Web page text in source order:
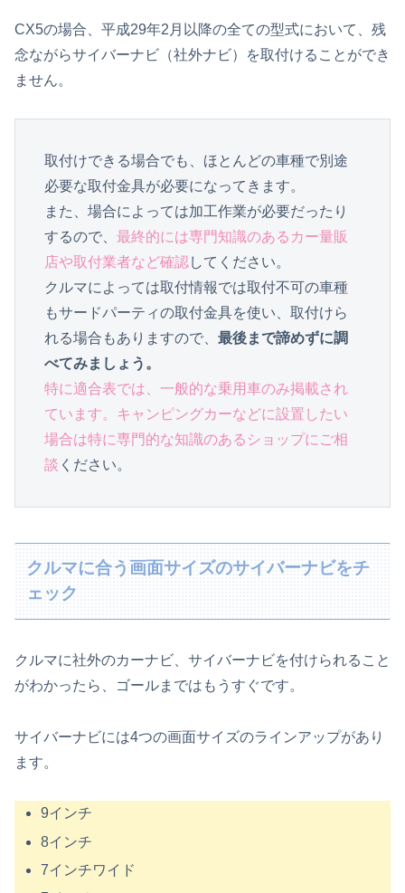
CX5の場合、平成29年2月以降の全ての型式において、残
念ながらサイバーナビ（社外ナビ）を取付けることができ
ません。
取付けできる場合でも、ほとんどの車種で別途
必要な取付金具が必要になってきます。
また、場合によっては加工作業が必要だったり
するので、 最終的には専門知識のあるカー量販
店や取付業者など確認してください。
クルマによっては取付情報では取付不可の車種
もサードパーティの取付金具を使い、取付けら
れる場合もありますので、 最後まで諦めずに調
べてみましょう。
特に適合表では、一般的な乗用車のみ掲載され
ています。キャンピングカーなどに設置したい
場合は特に専門的な知識のあるショップにご相
談 ください。
クルマに合う画面サイズのサイバーナビをチ
ェック
クルマに社外のカーナビ、サイバーナビを付けられること
がわかったら、ゴールまではもうすぐです。
サイバーナビには4つの画面サイズのラインアップがあり
ます。
9インチ
8インチ
7インチワイド